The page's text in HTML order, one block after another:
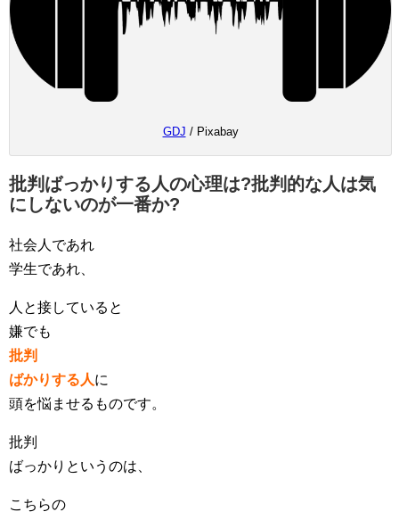
GDJ / Pixabay
批判ばっかりする人の心理は?批判的な人は気
にしないのが一番か?
社会人であれ
学生であれ、
人と接していると
嫌でも
批判
ばかりする人に
頭を悩ませるものです。
批判
ばっかりというのは、
こちらの